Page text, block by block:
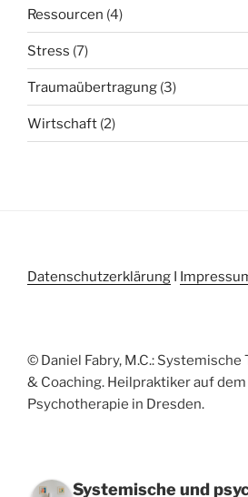
Ressourcen (4)
Stress (7)
Traumaübertragung (3)
Wirtschaft (2)
Datenschutzerklärung I
© Daniel Fabry, M.C.:
& Coaching. Heilpraktiker auf
Psychotherapie in Dresden.
Systemische und